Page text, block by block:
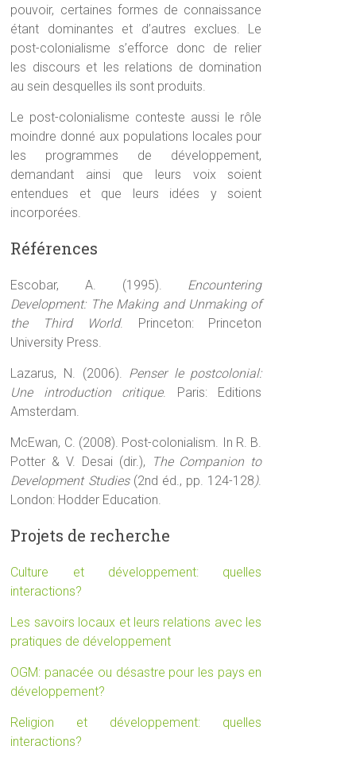
pouvoir, certaines formes de connaissance
étant dominantes et d’autres exclues. Le
post-colonialisme s’efforce donc de relier
les discours et les relations de domination
au sein desquelles ils sont produits.
Le post-colonialisme conteste aussi le rôle
moindre donné aux populations locales pour
les programmes de développement,
demandant ainsi que leurs voix soient
entendues et que leurs idées y soient
incorporées.
Références
Escobar, A. (1995). Encountering
Development: The Making and Unmaking of
the Third World. Princeton: Princeton
University Press.
Lazarus, N. (2006). Penser le postcolonial:
Une introduction critique. Paris: Editions
Amsterdam.
McEwan, C. (2008). Post-colonialism. In R. B.
Potter & V. Desai (dir.),
The Companion to
Development Studies (2nd éd., pp. 124-128).
London: Hodder Education.
Projets de recherche
Culture et développement: quelles
interactions?
Les savoirs locaux et leurs relations avec les
pratiques de développement
OGM: panacée ou désastre pour les pays en
développement?
Religion et développement: quelles
interactions?